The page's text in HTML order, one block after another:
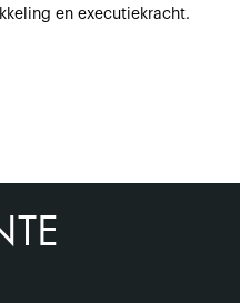
en executiekracht.